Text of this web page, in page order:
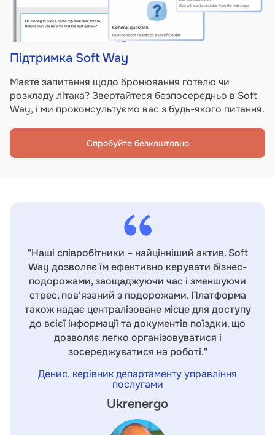
Підтримка Soft Way
Маєте запитання щодо бронювання готелю чи
розкладу літака? Звертайтеся безпосередньо в Soft
Way, і ми проконсультуємо вас з будь-якого питання.
Спробуйте безкоштовно
"Наші співробітники – найцінніший актив. Soft
Way дозволяє їм ефективно керувати бізнес-
подорожами, заощаджуючи час і зменшуючи
стрес, пов'язаний з подорожами. Платформа
також надає централізоване місце для доступу
до всієї інформації та документів поїздки, що
дозволяє легко організовуватися і
зосереджуватися на роботі."
Денис, керівник департаменту управління
послугами
Ukrenergo